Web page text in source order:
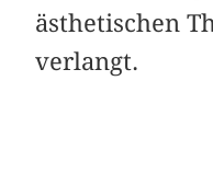
ästhetischen
verlangt.